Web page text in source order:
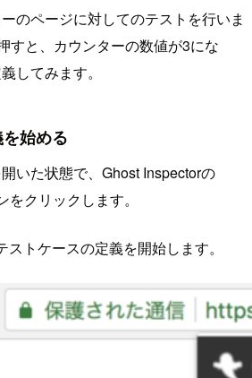
のページに対してのテストを行いま
すと、カウンターの数値が3にな
してみます。
始める
いた状態で、Ghost Inspectorの
クリックします。
ストケースの定義を開始します。